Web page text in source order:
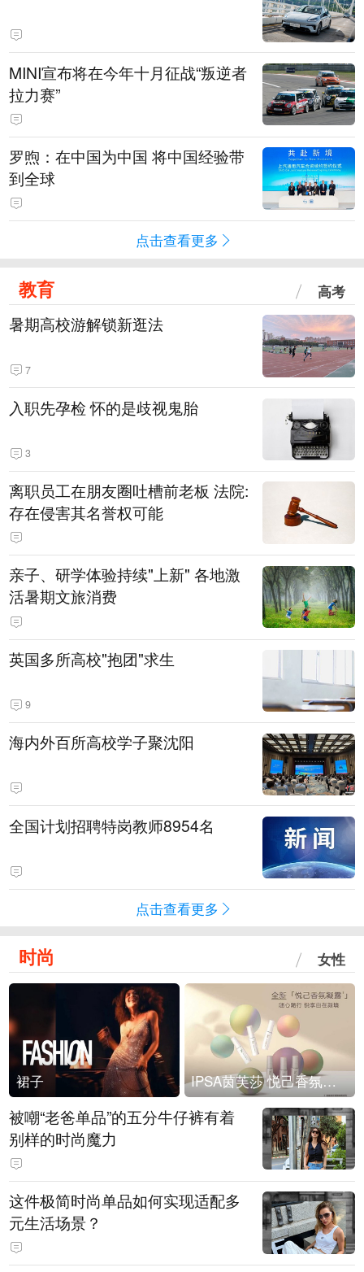
MINI宣布将在今年十月征战“叛逆者
拉力赛”
罗煦：在中国为中国 将中国经验带
到全球
点击查看更多
教育 高考
暑期高校游解锁新逛法
7
入职先孕检 怀的是歧视鬼胎
3
离职员工在朋友圈吐槽前老板 法院:
存在侵害其名誉权可能
亲子、研学体验持续"上新" 各地激
活暑期文旅消费
英国多所高校"抱团"求生
9
海内外百所高校学子聚沈阳
全国计划招聘特岗教师8954名
点击查看更多
时尚 女性
裙子 IPSA茵芙莎 悦己香氛凝露上市
被嘲“老爸单品”的五分牛仔裤有着
别样的时尚魔力
这件极简时尚单品如何实现适配多
元生活场景？